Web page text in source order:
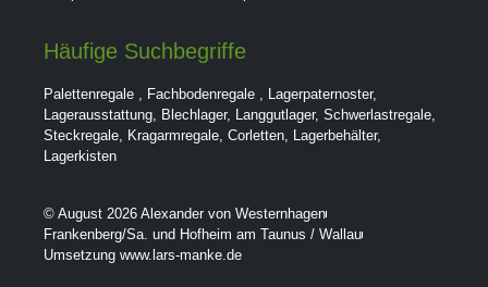
Häufige Suchbegriffe
Palettenregale , Fachbodenregale , Lagerpaternoster,
Lagerausstattung, Blechlager, Langgutlager, Schwerlastregale,
Steckregale, Kragarmregale, Corletten, Lagerbehälter,
Lagerkisten
© August 2026 Alexander von Westernhagen
Frankenberg/Sa. und Hofheim am Taunus / Wallau
Umsetzung www.lars-manke.de